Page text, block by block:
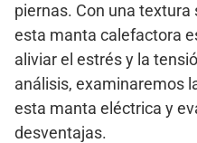
piernas. Con una
esta manta calefactora
aliviar el estrés y la
análisis, examinaremos
esta manta eléctrica y
desventajas.